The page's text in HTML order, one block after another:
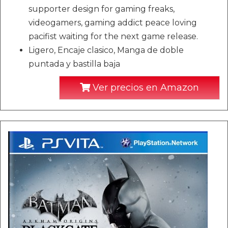
supporter design for gaming freaks,
videogamers, gaming addict peace loving
pacifist waiting for the next game release.
Ligero, Encaje clasico, Manga de doble
puntada y bastilla baja
Ver precios en Amazon